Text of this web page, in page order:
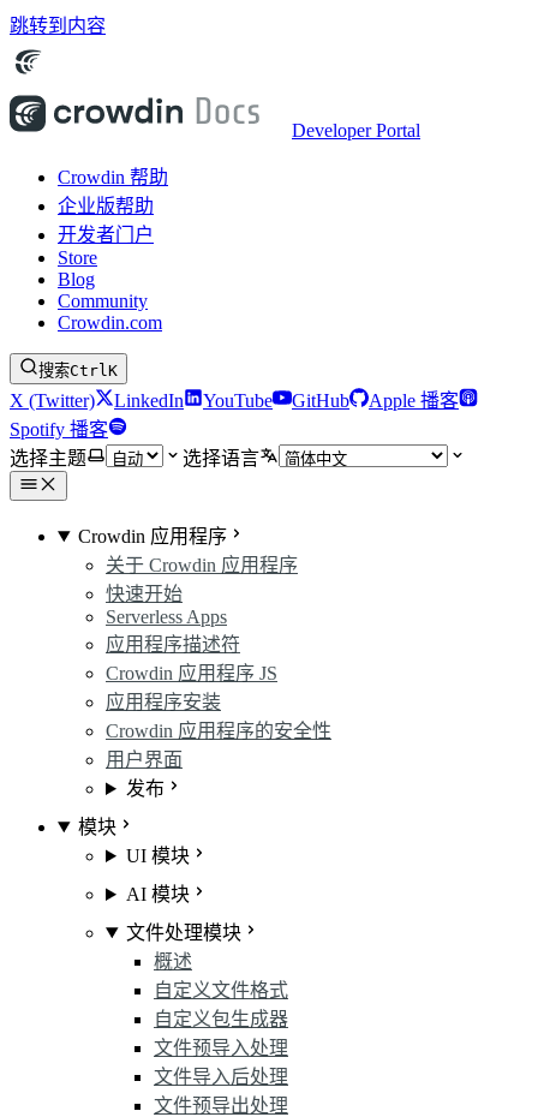
跳转到内容
Developer Portal
Crowdin 帮助
企业版帮助
开发者门户
Store
Blog
Community
Crowdin.com
搜索CtrlK
X (Twitter) LinkedIn YouTube GitHub
Apple 播客
Spotify 播客
选择主题
选择语言
Crowdin 应用程序
关于 Crowdin 应用程序
快速开始
Serverless Apps
应用程序描述符
Crowdin 应用程序 JS
应用程序安装
Crowdin 应用程序的安全性
用户界面
发布
模块
UI 模块
AI 模块
文件处理模块
概述
自定义文件格式
自定义包生成器
文件预导入处理
文件导入后处理
文件预导出处理